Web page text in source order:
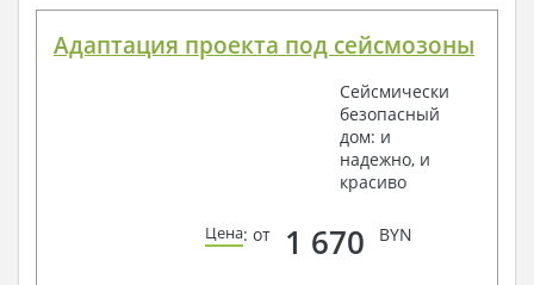
Адаптация проекта под сейсмозоны
Сейсмически
безопасный
дом: и
надежно, и
красиво
Цена: от 1 670 BYN